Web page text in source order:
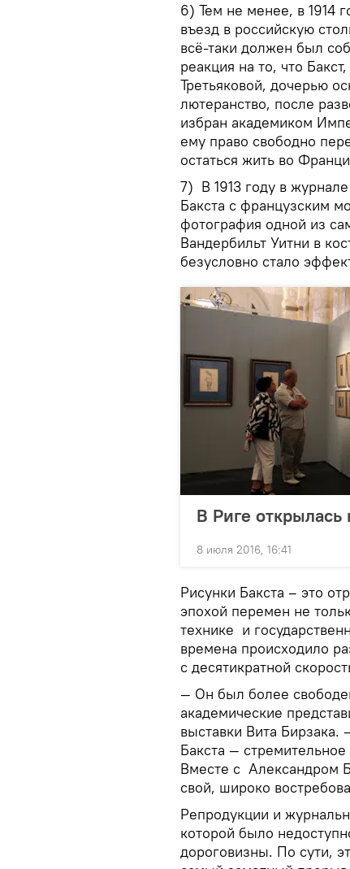
6) Тем не менее, в 1914
въезд в российскую
всё-таки должен был
реакция на то, что
Третьяковой, дочерью
лютеранство, после
избран академиком
ему право свободно
остаться жить во
7) В 1913 году в
Бакста с французским
фотография одной из
Вандербильт Уитни в
безусловно стало
В Риге открылась
8 июля 2016, 16:41
Рисунки Бакста – это
эпохой перемен не
технике и
времена происходило
с десятикратной
— Он был более
академические
выставки Вита
Бакста —
Вместе с Александром
свой, широко
Репродукции и
которой было
дороговизны. По сути,